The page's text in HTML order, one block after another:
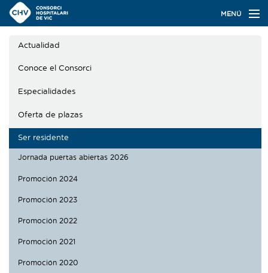
Navegación
principal
MENÚ
Conoce el Consorci
Especialidades
Oferta de plazas
Ser residente
Contacto
Buscador
Actualidad
Conoce el Consorci
Especialidades
Oferta de plazas
Ser residente
Jornada puertas abiertas 2026
Promoción 2024
Promoción 2023
Promoción 2022
Promoción 2021
Promoción 2020